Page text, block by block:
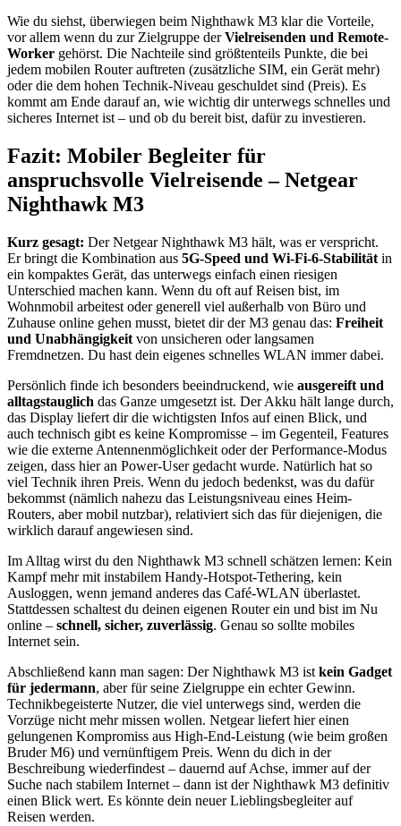
Wie du siehst, überwiegen beim Nighthawk M3 klar die Vorteile,
vor allem wenn du zur Zielgruppe derVielreisenden und Remote-
Worker gehörst. Die Nachteile sind größtenteils Punkte, die bei
jedem mobilen Router auftreten (zusätzliche SIM, ein Gerät mehr)
oder die dem hohen Technik-Niveau geschuldet sind (Preis). Es
kommt am Ende darauf an, wie wichtig dir unterwegs schnelles und
sicheres Internet ist – und ob du bereit bist, dafür zu investieren.
Fazit: Mobiler Begleiter für
anspruchsvolle Vielreisende – Netgear
Nighthawk M3
Kurz gesagt: Der Netgear Nighthawk M3 hält, was er verspricht.
Er bringt die Kombination aus 5G-Speed und Wi-Fi-6-Stabilität in
ein kompaktes Gerät, das unterwegs einfach einen riesigen
Unterschied machen kann. Wenn du oft auf Reisen bist, im
Wohnmobil arbeitest oder generell viel außerhalb von Büro und
Zuhause online gehen musst, bietet dir der M3 genau das: Freiheit
und Unabhängigkeit von unsicheren oder langsamen
Fremdnetzen. Du hast dein eigenes schnelles WLAN immer dabei.
Persönlich finde ich besonders beeindruckend, wie ausgereift und
alltagstauglich das Ganze umgesetzt ist. Der Akku hält lange durch,
das Display liefert dir die wichtigsten Infos auf einen Blick, und
auch technisch gibt es keine Kompromisse – im Gegenteil, Features
wie die externe Antennenmöglichkeit oder der Performance-Modus
zeigen, dass hier an Power-User gedacht wurde. Natürlich hat so
viel Technik ihren Preis. Wenn du jedoch bedenkst, was du dafür
bekommst (nämlich nahezu das Leistungsniveau eines Heim-
Routers, aber mobil nutzbar), relativiert sich das für diejenigen, die
wirklich darauf angewiesen sind.
Im Alltag wirst du den Nighthawk M3 schnell schätzen lernen: Kein
Kampf mehr mit instabilem Handy-Hotspot-Tethering, kein
Ausloggen, wenn jemand anderes das Café-WLAN überlastet.
Stattdessen schaltest du deinen eigenen Router ein und bist im Nu
online – schnell, sicher, zuverlässig. Genau so sollte mobiles
Internet sein.
Abschließend kann man sagen: Der Nighthawk M3 ist kein Gadget
für jedermann, aber für seine Zielgruppe ein echter Gewinn.
Technikbegeisterte Nutzer, die viel unterwegs sind, werden die
Vorzüge nicht mehr missen wollen. Netgear liefert hier einen
gelungenen Kompromiss aus High-End-Leistung (wie beim großen
Bruder M6) und vernünftigem Preis. Wenn du dich in der
Beschreibung wiederfindest – dauernd auf Achse, immer auf der
Suche nach stabilem Internet – dann ist der Nighthawk M3 definitiv
einen Blick wert. Es könnte dein neuer Lieblingsbegleiter auf
Reisen werden.